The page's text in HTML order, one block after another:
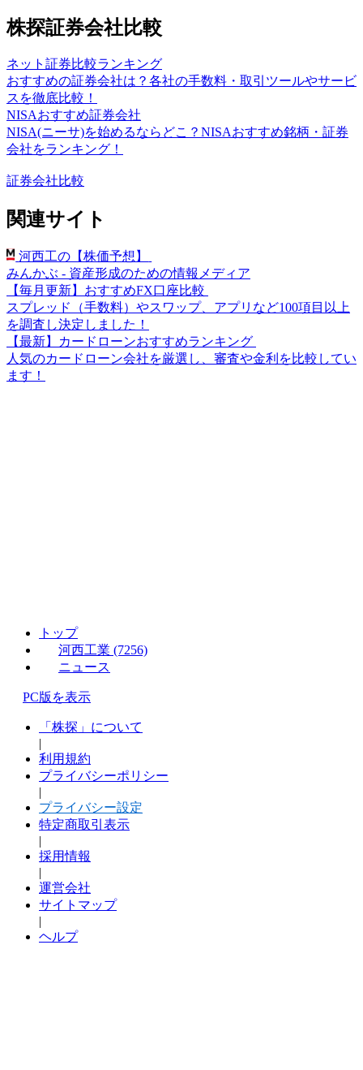
株探証券会社比較
ネット証券比較ランキング
おすすめの証券会社は？各社の手数料・取引ツールやサービ
スを徹底比較！
NISAおすすめ証券会社
NISA(ニーサ)を始めるならどこ？NISAおすすめ銘柄・証券
会社をランキング！
証券会社比較
関連サイト
河西工の【株価予想】
みんかぶ - 資産形成のための情報メディア
【毎月更新】おすすめFX口座比較
スプレッド（手数料）やスワップ、アプリなど100項目以上
を調査し決定しました！
【最新】カードローンおすすめランキング
人気のカードローン会社を厳選し、審査や金利を比較してい
ます！
トップ
河西工業 (7256)
ニュース
PC版を表示
「株探」について
|
利用規約
プライバシーポリシー
|
プライバシー設定
特定商取引表示
|
採用情報
|
運営会社
サイトマップ
|
ヘルプ